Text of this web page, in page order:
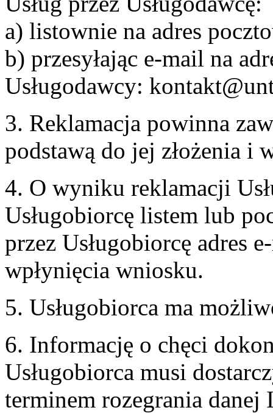
a) listownie na adres
b) przesyłając e-mail na
Usługodawcy:
3. Reklamacja powinna
podstawą do jej złożenia i
4. O wyniku reklamacji
Usługobiorcę listem lub
przez Usługobiorcę adres
wpłynięcia wniosku.
5. Usługobiorca ma
6. Informację o chęci
Usługobiorca musi
terminem rozegrania